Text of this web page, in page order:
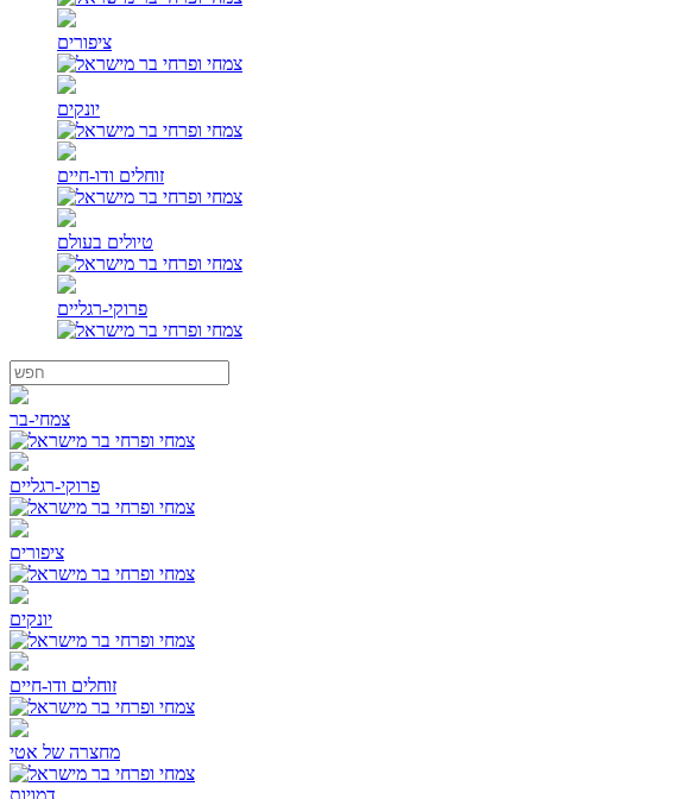
ציפורים
יונקים
זוחלים ודו-חיים
טיולים בעולם
פרוקי-רגליים
צמחי-בר
פרוקי-רגליים
ציפורים
יונקים
זוחלים ודו-חיים
מחצרה של אטי
דמויות